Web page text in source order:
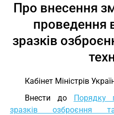
Про внесення
проведення
зразків
Кабінет Міністрів
Внести до Порядку
зразків озброєння